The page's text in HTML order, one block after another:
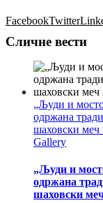
FacebookTwitter
Сличне вести
„Људи и
одржана
шаховски меч
Gallery
„Људи и
одржана
шаховски